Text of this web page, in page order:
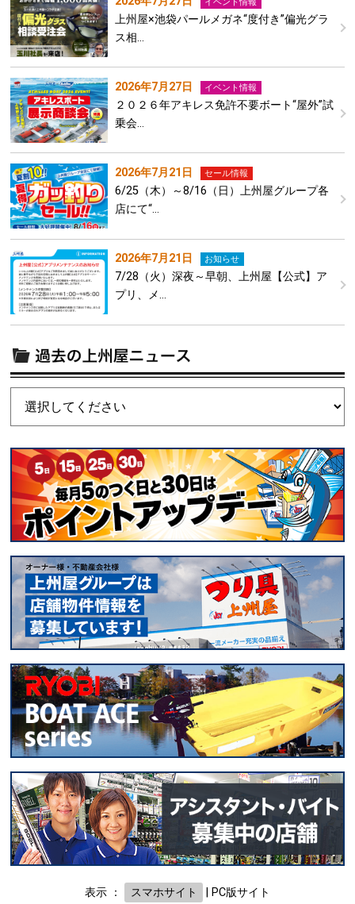
上州屋×池袋パールメガネ“度付き”偏光グラ
ス相…
2026年7月27日 イベント情報
２０２６年アキレス免許不要ボート“屋外”試
乗会…
2026年7月21日 セール情報
6/25（木）～8/16（日）上州屋グループ各
店にて“…
2026年7月21日 お知らせ
7/28（火）深夜～早朝、上州屋【公式】ア
プリ、メ…
表示 ： スマホサイト PC版サイト